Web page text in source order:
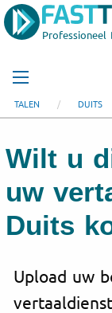
Professioneel
TALEN DUITS
Wilt u
uw
Duits
Upload uw